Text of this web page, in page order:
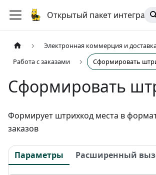
Открытый пакет
Электронная коммерция и
Работа с заказами
Сформировать
Сформировать
Формирует штрихкод места в
заказов
Параметры Расширенный